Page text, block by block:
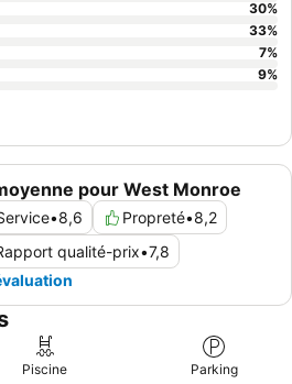
pour West Monroe
•8,6 Propreté•8,2
qualité-prix•7,8
30%
33%
7%
9%
Piscine Parking